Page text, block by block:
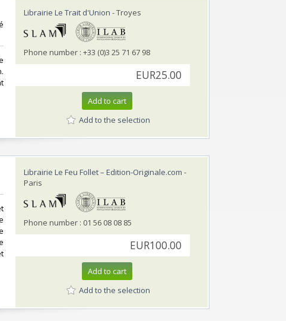
Librairie Le Trait d'Union - Troyes
Phone number : +33 (0)3 25 71 67 98
EUR25.00
Add to cart
Add to the selection
Librairie Le Feu Follet – Edition-Originale.com -
Paris
Phone number : 01 56 08 08 85
EUR100.00
Add to cart
Add to the selection